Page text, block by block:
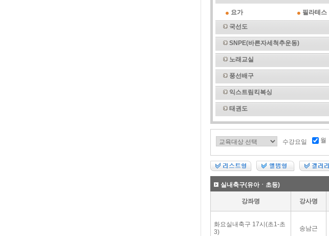
요가 필라테스
국선도
SNPE(바른자세척추운동)
노래교실
풍선배구
익스트림킥복싱
태권도
수강요일 월
실내축구(유아ㆍ초등)
강좌명 강사명
화요실내축구 17시(초1-초
3)
송남근